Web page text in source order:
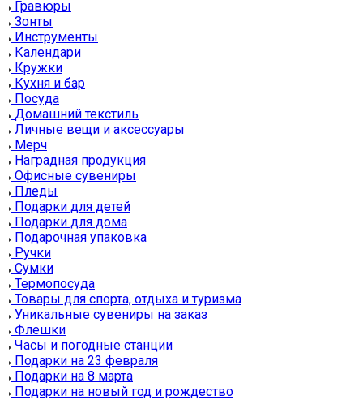
Гравюры
Зонты
Инструменты
Календари
Кружки
Кухня и бар
Посуда
Домашний текстиль
Личные вещи и аксессуары
Мерч
Наградная продукция
Офисные сувениры
Пледы
Подарки для детей
Подарки для дома
Подарочная упаковка
Ручки
Сумки
Термопосуда
Товары для спорта, отдыха и туризма
Уникальные сувениры на заказ
Флешки
Часы и погодные станции
Подарки на 23 февраля
Подарки на 8 марта
Подарки на новый год и рождество